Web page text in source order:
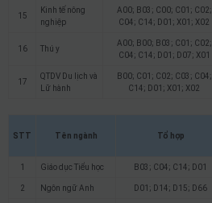
15
Kinh tế nông
nghiệp
A00; B03; C00; C01; C02;
C04; C14; D01; X01; X02
16 Thú y
A00; B00; B03; C01; C02;
C04; C14; D01; D07; X01
17
QTDV Du lịch và
Lữ hành
B00; C01; C02; C03; C04;
C14; D01; X01; X02
STT Tên ngành Tổ hợp
1 Giáo dục Tiểu học B03; C04; C14; D01
2 Ngôn ngữ Anh D01; D14; D15; D66